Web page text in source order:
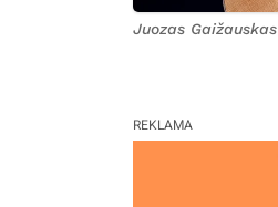
Juozas Gaižauskas
REKLAMA